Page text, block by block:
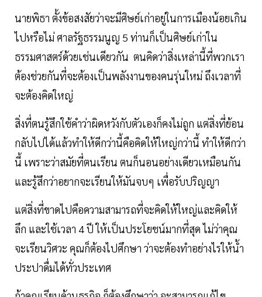
นายพิธา ตั้งข้อสงสัยว่าจะมีศิษย์เก่าอยู่ในการเมืองน้อยเกิน
ไปหรือไม่ ศาลรัฐธรรมนูญ 5 ท่านก็เป็นศิษย์เก่าใน
ธรรมศาสตร์ด้วยเช่นเดียวกัน ตนคิดว่าสิ่งเหล่านี้ที่พวกเรา
ต้องช่วยกันที่จะต้องเป็นพลังงานของคนรุ่นใหม่ ถึงเวลาที่
จะต้องคิดใหญ่
สิ่งที่ตนรู้สึกใช้คำว่าผิดหวังกับตัวเองก็คงไม่ถูก แต่สิ่งที่ย้อน
กลับไปได้แล้วทำให้ดีกว่านี้คือคิดให้ใหญ่กว่านี้ ทำให้ดีกว่า
นี้ เพราะว่าสมัยที่ตนเรียน ตนก็นอนอย่างเดียวเหมือนกัน
และรู้สึกว่าอยากจะเรียนให้มันจบๆ เพื่อรับปริญญา
แต่สิ่งที่ขาดไปคือความสามารถที่จะคิดให้ใหญ่และคิดให้
ลึก และใช้เวลา 4 ปี ให้เป็นประโยชน์มากที่สุด ไม่ว่าคุณ
จะเรียนวิศวะ คุณก็ต้องไปศึกษา ว่าจะต้องทำอย่างไรให้น้ำ
ประปาดื่มได้ทั่วประเทศ